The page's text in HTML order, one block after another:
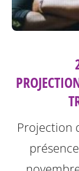
Projection